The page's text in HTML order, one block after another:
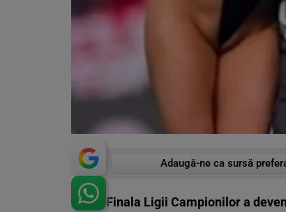
Adaugă-ne ca sursă
Finala Ligii Campionilor a